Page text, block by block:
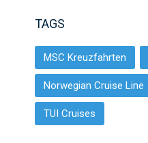
TAGS
MSC Kreuzfahrten
Norwegian Cruise Line
TUI Cruises